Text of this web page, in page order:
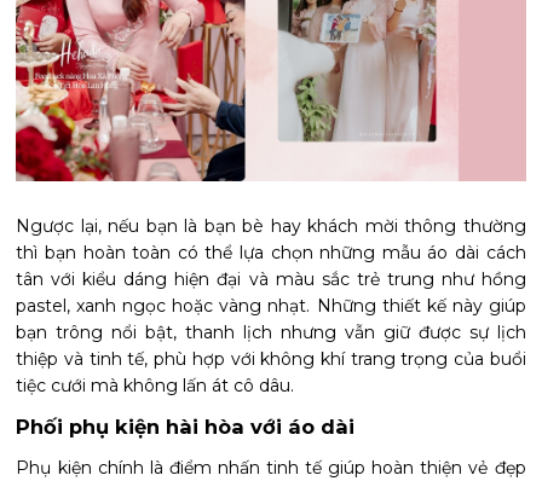
Ngược lại, nếu bạn là bạn bè hay khách mời thông thường
thì bạn hoàn toàn có thể lựa chọn những mẫu áo dài cách
tân với kiểu dáng hiện đại và màu sắc trẻ trung như hồng
pastel, xanh ngọc hoặc vàng nhạt. Những thiết kế này giúp
bạn trông nổi bật, thanh lịch nhưng vẫn giữ được sự lịch
thiệp và tinh tế, phù hợp với không khí trang trọng của buổi
tiệc cưới mà không lấn át cô dâu.
Phối phụ kiện hài hòa với áo dài
Phụ kiện chính là điểm nhấn tinh tế giúp hoàn thiện vẻ đẹp